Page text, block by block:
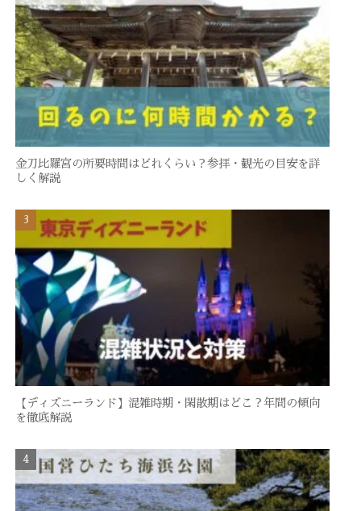
金刀比羅宮の所要時間はどれくらい？参拝・観光の目安を詳
しく解説
【ディズニーランド】混雑時期・閑散期はどこ？年間の傾向
を徹底解説